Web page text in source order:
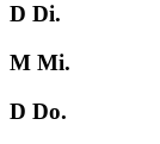
D Di.
M Mi.
D Do.